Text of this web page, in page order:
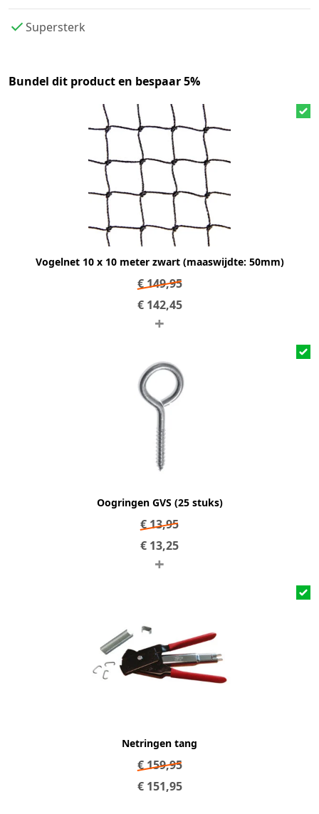
Supersterk
Bundel dit product en bespaar 5%
Vogelnet 10 x 10 meter zwart (maaswijdte: 50mm)
€149,95
€142,45
+
Oogringen GVS (25 stuks)
€13,95
€ 13,25
+
Netringen tang
€159,95
€151,95